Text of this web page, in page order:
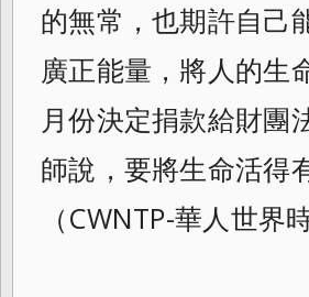
的無常，也期許自己
廣正能量，將人的生
月份決定捐款給財團
師說，要將生命活得
（CWNTP-華人世界